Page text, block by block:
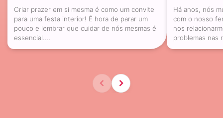
Criar prazer em si mesma é como um convite
para uma festa interior! É hora de parar um
pouco e lembrar que cuidar de nós mesmas é
essencial....
Há anos, nós
com o nosso
nos
problemas nas